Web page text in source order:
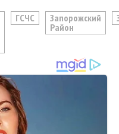
ГСЧС
Запорожский
Район